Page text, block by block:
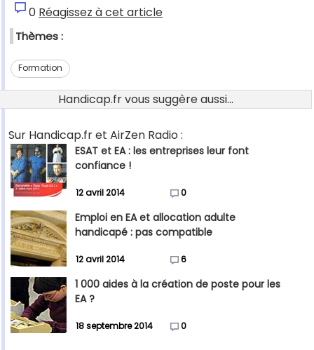
0 Réagissez à cet article
Thèmes :
Formation
Handicap.fr vous suggère aussi...
Sur Handicap.fr et AirZen Radio :
ESAT et EA : les entreprises leur font
confiance !
12 avril 2014 0
Emploi en EA et allocation adulte
handicapé : pas compatible
12 avril 2014 6
1 000 aides à la création de poste pour les
EA ?
18 septembre 2014 0